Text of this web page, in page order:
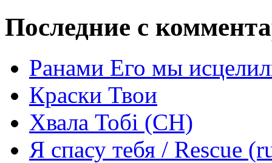
Последние с
Ранами Его мы
Краски Твои
Хвала Тобі (СН)
Я спасу тебя / Rescue